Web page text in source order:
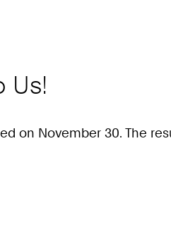
Us!
on November 30. The